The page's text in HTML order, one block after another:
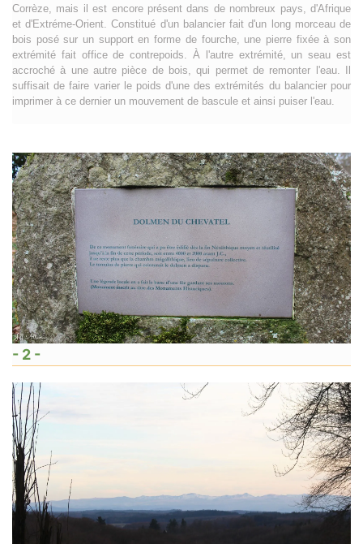
Corrèze, mais il est encore présent dans de nombreux pays, d'Afrique
et d'Extréme-Orient. Constitué d'un balancier fait d'un long morceau de
bois posé sur un support en forme de fourche, une pierre fixée à son
extrémité fait office de contrepoids. À l'autre extrémité, un seau est
accroché à une autre pièce de bois, qui permet de remonter l'eau. Il
suffisait de faire varier le poids d'une des extrémités du balancier pour
imprimer à ce dernier un mouvement de bascule et ainsi puiser l'eau.
- 2 -